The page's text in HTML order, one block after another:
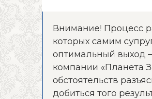
Внимание! Процесс
которых самим
оптимальный выход
компании «Планета
обстоятельств
добиться того